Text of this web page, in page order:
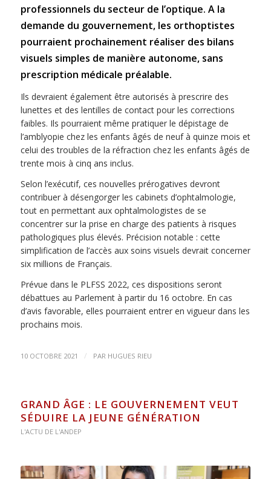
professionnels du secteur de l’optique. A la
demande du gouvernement, les orthoptistes
pourraient prochainement réaliser des bilans
visuels simples de manière autonome, sans
prescription médicale préalable.
Ils devraient également être autorisés à prescrire des
lunettes et des lentilles de contact pour les corrections
faibles. Ils pourraient même pratiquer le dépistage de
l’amblyopie chez les enfants âgés de neuf à quinze mois et
celui des troubles de la réfraction chez les enfants âgés de
trente mois à cinq ans inclus.
Selon l’exécutif, ces nouvelles prérogatives devront
contribuer à désengorger les cabinets d’ophtalmologie,
tout en permettant aux ophtalmologistes de se
concentrer sur la prise en charge des patients à risques
pathologiques plus élevés. Précision notable : cette
simplification de l’accès aux soins visuels devrait concerner
six millions de Français.
Prévue dans le PLFSS 2022, ces dispositions seront
débattues au Parlement à partir du 16 octobre. En cas
d’avis favorable, elles pourraient entrer en vigueur dans les
prochains mois.
10 OCTOBRE 2021 / PAR HUGUES RIEU
GRAND ÂGE : LE GOUVERNEMENT VEUT
SÉDUIRE LA JEUNE GÉNÉRATION
L'ACTU DE L'ANDEP